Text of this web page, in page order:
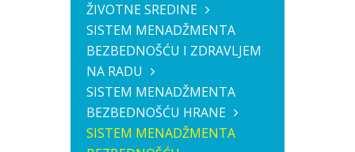
ŽIVOTNE SREDINE
SISTEM MENADŽMENTA
BEZBEDNOŠĆU I ZDRAVLJEM
NA RADU
SISTEM MENADŽMENTA
BEZBEDNOŠĆU HRANE
SISTEM MENADŽMENTA